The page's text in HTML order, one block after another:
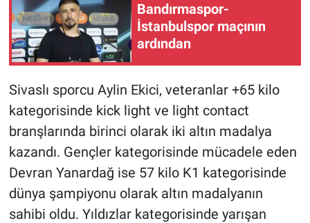
Bandırmaspor-
İstanbulspor maçının
ardından
Sivaslı sporcu Aylin Ekici, veteranlar +65 kilo
kategorisinde kick light ve light contact
branşlarında birinci olarak iki altın madalya
kazandı. Gençler kategorisinde mücadele eden
Devran Yanardağ ise 57 kilo K1 kategorisinde
dünya şampiyonu olarak altın madalyanın
sahibi oldu. Yıldızlar kategorisinde yarışan